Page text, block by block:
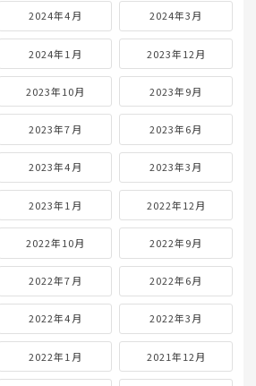
2024年4月 2024年3月
2024年1月 2023年12月
2023年10月 2023年9月
2023年7月 2023年6月
2023年4月 2023年3月
2023年1月 2022年12月
2022年10月 2022年9月
2022年7月 2022年6月
2022年4月 2022年3月
2022年1月 2021年12月